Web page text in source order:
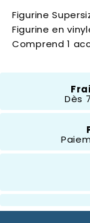
Figurine
Figurine en
Comprend 1
Dès